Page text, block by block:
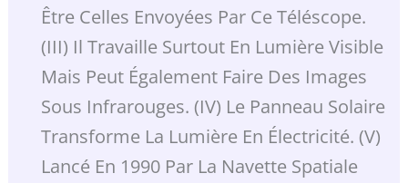
Être Celles Envoyées Par Ce Téléscope.
(III) Il Travaille Surtout En Lumière Visible
Mais Peut Également Faire Des Images
Sous Infrarouges. (IV) Le Panneau Solaire
Transforme La Lumière En Électricité. (V)
Lancé En 1990 Par La Navette Spatiale